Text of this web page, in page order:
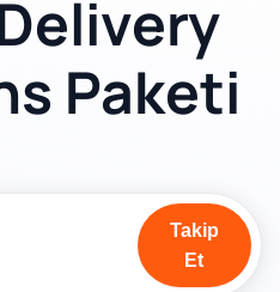
Paketi
Takip
Et